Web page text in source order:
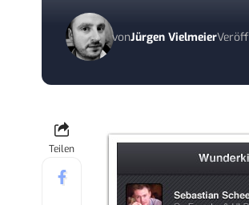
vonJürgen Vielmeier
Teilen